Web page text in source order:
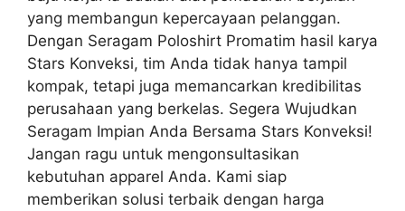
yang membangun kepercayaan pelanggan.
Dengan Seragam Poloshirt Promatim hasil karya
Stars Konveksi, tim Anda tidak hanya tampil
kompak, tetapi juga memancarkan kredibilitas
perusahaan yang berkelas. Segera Wujudkan
Seragam Impian Anda Bersama Stars Konveksi!
Jangan ragu untuk mengonsultasikan
kebutuhan apparel Anda. Kami siap
memberikan solusi terbaik dengan harga